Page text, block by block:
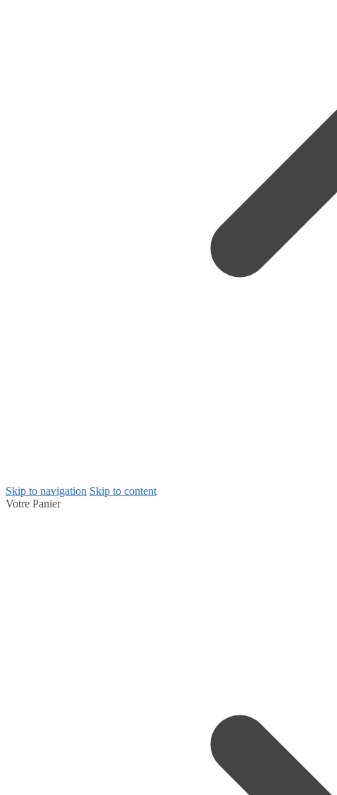
Skip to navigation Skip to content
Votre Panier